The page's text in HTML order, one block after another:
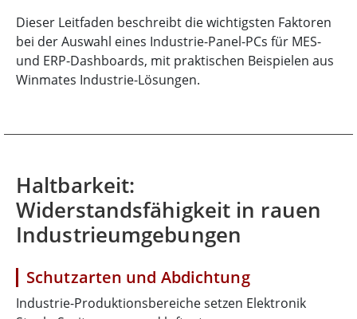
Dieser Leitfaden beschreibt die wichtigsten Faktoren
bei der Auswahl eines Industrie-Panel-PCs für MES-
und ERP-Dashboards, mit praktischen Beispielen aus
Winmates Industrie-Lösungen.
Haltbarkeit:
Widerstandsfähigkeit in rauen
Industrieumgebungen
Schutzarten und Abdichtung
Industrie-Produktionsbereiche setzen Elektronik